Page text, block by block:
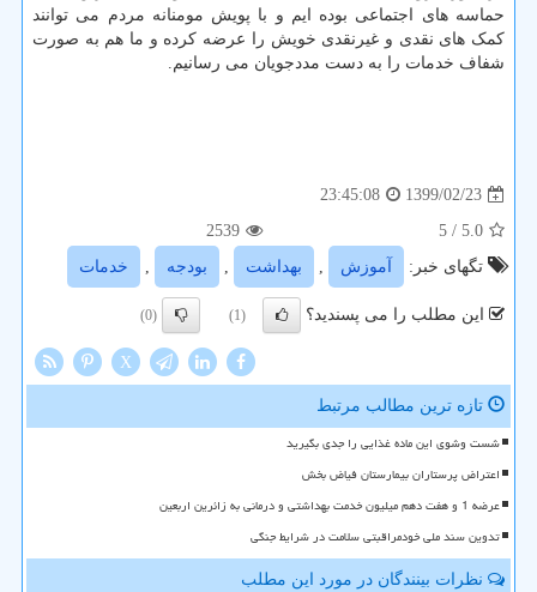
حماسه های اجتماعی بوده ایم و با پویش مومنانه مردم می توانند
کمک های نقدی و غیرنقدی خویش را عرضه کرده و ما هم به صورت
شفاف خدمات را به دست مددجویان می رسانیم.
1399/02/23
23:45:08
5.0
/ 5
2539
تگهای خبر:
آموزش , بهداشت , بودجه , خدمات
این مطلب را می پسندید؟ (1)
(0)
X
تازه ترین مطالب مرتبط
شست وشوی این ماده غذایی را جدی بگیرید
اعتراض پرستاران بیمارستان فیاض بخش
عرضه 1 و هفت دهم میلیون خدمت بهداشتی و درمانی به زائرین اربعین
تدوین سند ملی خودمراقبتی سلامت در شرایط جنگی
نظرات بینندگان در مورد این مطلب